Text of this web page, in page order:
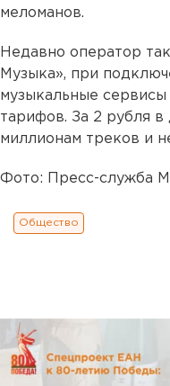
меломанов.
Недавно оператор
Музыка», при
музыкальные сервисы
тарифов. За 2 рубля в
миллионам треков и
Фото: Пресс-служба
Общество